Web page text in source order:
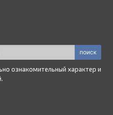
поиск
ознакомительный характер и